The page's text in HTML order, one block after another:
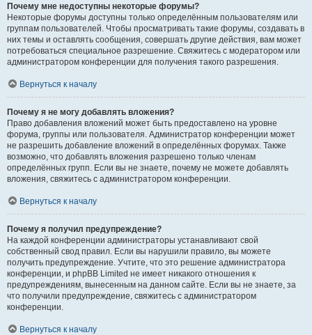
Почему мне недоступны некоторые форумы?
Некоторые форумы доступны только определённым пользователям или
группам пользователей. Чтобы просматривать такие форумы, создавать в
них темы и оставлять сообщения, совершать другие действия, вам может
потребоваться специальное разрешение. Свяжитесь с модератором или
администратором конференции для получения такого разрешения.
Вернуться к началу
Почему я не могу добавлять вложения?
Право добавления вложений может быть предоставлено на уровне
форума, группы или пользователя. Администратор конференции может
не разрешить добавление вложений в определённых форумах. Также
возможно, что добавлять вложения разрешено только членам
определённых групп. Если вы не знаете, почему не можете добавлять
вложения, свяжитесь с администратором конференции.
Вернуться к началу
Почему я получил предупреждение?
На каждой конференции администраторы устанавливают свой
собственный свод правил. Если вы нарушили правило, вы можете
получить предупреждение. Учтите, что это решение администратора
конференции, и phpBB Limited не имеет никакого отношения к
предупреждениям, вынесенным на данном сайте. Если вы не знаете, за
что получили предупреждение, свяжитесь с администратором
конференции.
Вернуться к началу